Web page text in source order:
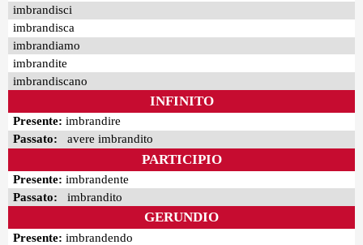
imbrandisci
imbrandisca
imbrandiamo
imbrandite
imbrandiscano
INFINITO
Presente: imbrandire
Passato: avere imbrandito
PARTICIPIO
Presente: imbrandente
Passato: imbrandito
GERUNDIO
Presente: imbrandendo